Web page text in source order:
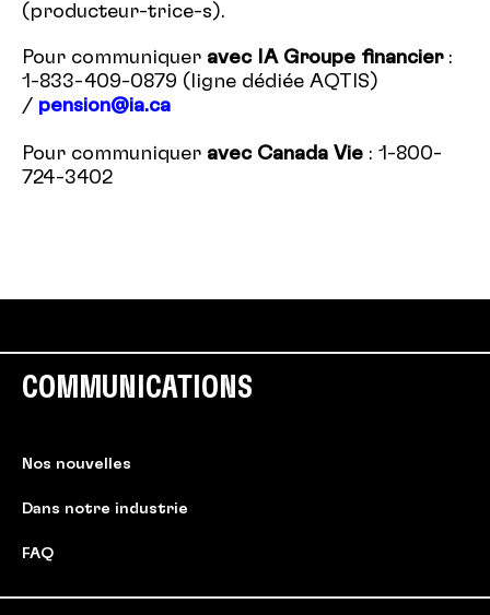
(producteur-trice-s).
Pour communiquer avec IA Groupe financier:
1-833-409-0879 (ligne dédiée AQTIS)
/ pension@ia.ca
Pour communiquer avec Canada Vie : 1-800-
724-3402
COMMUNICATIONS
Nos nouvelles
Dans notre industrie
FAQ